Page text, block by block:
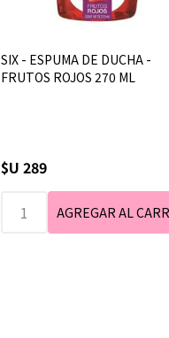
SIX - ESPUMA DE DUCHA -
FRUTOS ROJOS 270 ML
$U 289